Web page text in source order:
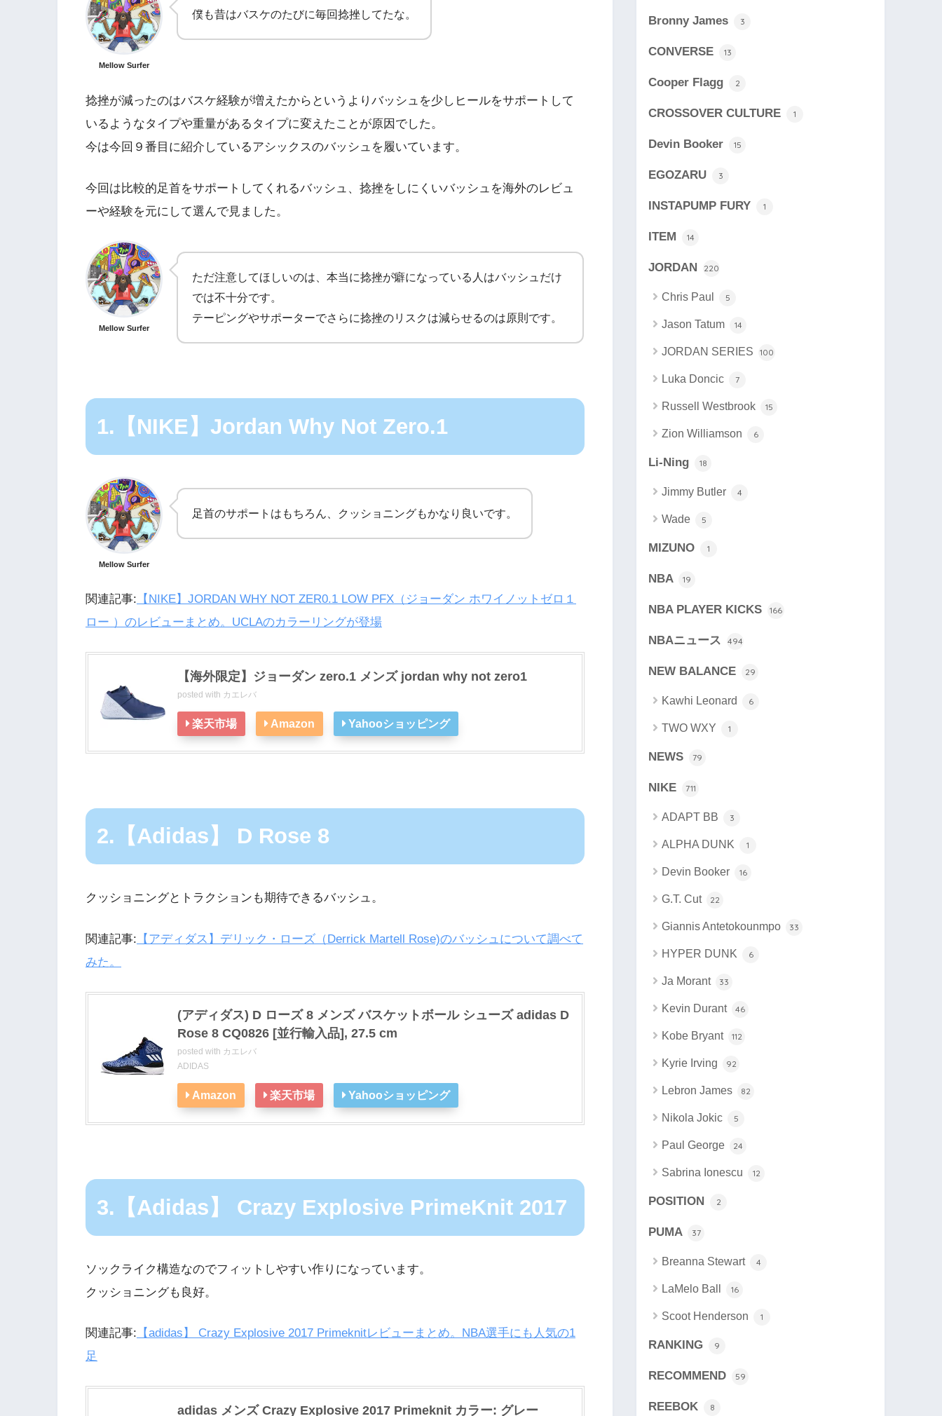
Mellow Surfer
僕も昔はバスケのたびに毎回捻挫してたな。
捻挫が減ったのはバスケ経験が増えたからというよりバッシュを少しヒールをサポートして
いるようなタイプや重量があるタイプに変えたことが原因でした。
今は今回９番目に紹介しているアシックスのバッシュを履いています。
今回は比較的足首をサポートしてくれるバッシュ、捻挫をしにくいバッシュを海外のレビュ
ーや経験を元にして選んで見ました。
Mellow Surfer
ただ注意してほしいのは、本当に捻挫が癖になっている人はバッシュだけ
では不十分です。
テーピングやサポーターでさらに捻挫のリスクは減らせるのは原則です。
1.【NIKE】Jordan Why Not Zero.1
Mellow Surfer
足首のサポートはもちろん、クッショニングもかなり良いです。
関連記事: 【NIKE】JORDAN WHY NOT ZER0.1 LOW PFX（ジョーダン ホワイノットゼロ１
ロー ）のレビューまとめ。UCLAのカラーリングが登場
【海外限定】ジョーダン zero.1 メンズ jordan why not zero1
posted with カエレバ
楽天市場 Amazon Yahooショッピング
2.【Adidas】 D Rose 8
クッショニングとトラクションも期待できるバッシュ。
関連記事: 【アディダス】デリック・ローズ（Derrick Martell Rose)のバッシュについて調べて
みた。
(アディダス) D ローズ 8 メンズ バスケットボール シューズ adidas D
Rose 8 CQ0826 [並行輸入品], 27.5 cm
posted with カエレバ
ADIDAS
Amazon 楽天市場 Yahooショッピング
3.【Adidas】 Crazy Explosive PrimeKnit 2017
ソックライク構造なのでフィットしやすい作りになっています。
クッショニングも良好。
関連記事: 【adidas】 Crazy Explosive 2017 Primeknitレビューまとめ。NBA選手にも人気の1
足
adidas メンズ Crazy Explosive 2017 Primeknit カラー: グレー
Bronny James 3
CONVERSE 13
Cooper Flagg 2
CROSSOVER CULTURE 1
Devin Booker 15
EGOZARU 3
INSTAPUMP FURY 1
ITEM 14
JORDAN 220
Chris Paul 5
Jason Tatum 14
JORDAN SERIES 100
Luka Doncic 7
Russell Westbrook 15
Zion Williamson 6
Li-Ning 18
Jimmy Butler 4
Wade 5
MIZUNO 1
NBA 19
NBA PLAYER KICKS 166
NBAニュース 494
NEW BALANCE 29
Kawhi Leonard 6
TWO WXY 1
NEWS 79
NIKE 711
ADAPT BB 3
ALPHA DUNK 1
Devin Booker 16
G.T. Cut 22
Giannis Antetokounmpo 33
HYPER DUNK 6
Ja Morant 33
Kevin Durant 46
Kobe Bryant 112
Kyrie Irving 92
Lebron James 82
Nikola Jokic 5
Paul George 24
Sabrina Ionescu 12
POSITION 2
PUMA 37
Breanna Stewart 4
LaMelo Ball 16
Scoot Henderson 1
RANKING 9
RECOMMEND 59
REEBOK 8